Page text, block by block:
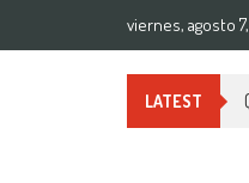
viernes, agosto
LATEST